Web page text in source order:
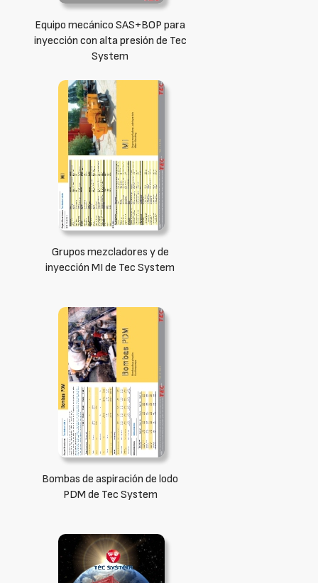
Equipo mecánico SAS+BOP para
inyección con alta presión de Tec
System
Grupos mezcladores y de
inyección MI de Tec System
Bombas de aspiración de lodo
PDM de Tec System